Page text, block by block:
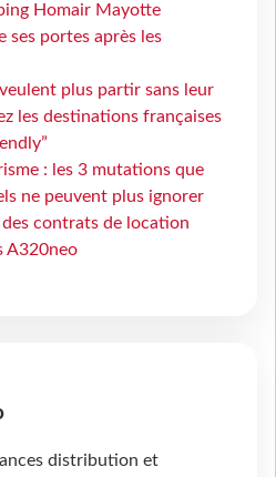
Homair Mayotte
ses portes après les
veulent plus partir sans leur
les destinations françaises
: les 3 mutations que
ne peuvent plus ignorer
des contrats de location
A320neo
distribution et